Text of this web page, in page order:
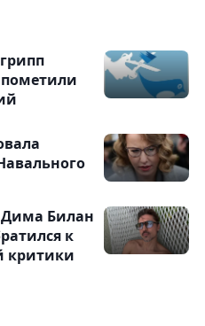
пометили
Дима Билан
к
критики